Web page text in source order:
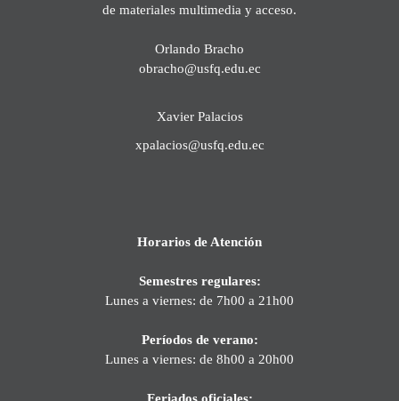
de materiales multimedia y acceso.
Orlando Bracho
obracho@usfq.edu.ec
Xavier Palacios
xpalacios@usfq.edu.ec
Horarios de Atención
Semestres regulares:
Lunes a viernes: de 7h00 a 21h00
Períodos de verano:
Lunes a viernes: de 8h00 a 20h00
Feriados oficiales: